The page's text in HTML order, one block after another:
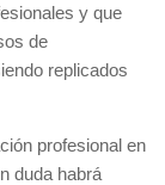
y que
de
replicados
profesional en
duda habrá